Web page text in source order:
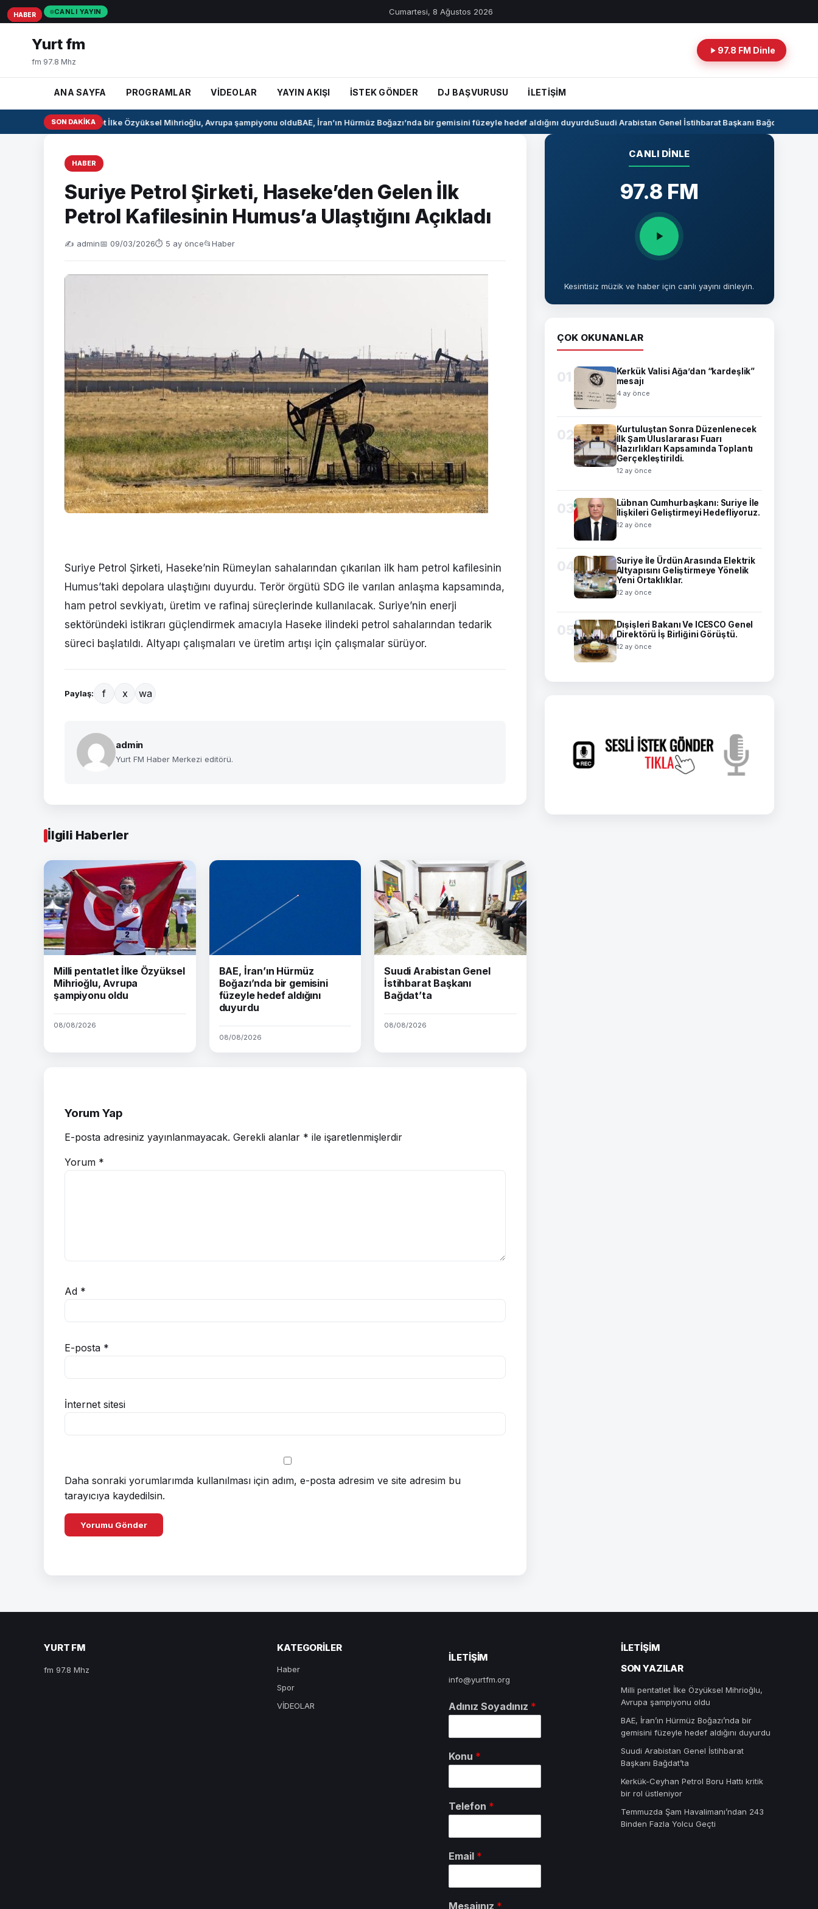
CANLI YAYIN Cumartesi, 8 Ağustos 2026
Yurt fm
fm 97.8 Mhz
97.8 FM Dinle
ANA SAYFA PROGRAMLAR VİDEOLAR YAYIN AKIŞI İSTEK GÖNDER DJ BAŞVURUSU İLETİŞİM
SON DAKIKA
Milli pentatlet İlke Özyüksel Mihrioğlu, Avrupa şampiyonu olduBAE, İran’ın Hürmüz Boğazı’nda bir gemisini füzeyle hedef aldığını duyurduSuudi Arabistan Genel İstihbarat Başkanı Bağdat’ta
HABER
Suriye Petrol Şirketi, Haseke’den Gelen İlk
Petrol Kafilesinin Humus’a Ulaştığını Açıkladı
✍️ admin📅 09/03/2026⏱ 5 ay önce📂Haber
Suriye Petrol Şirketi, Haseke’nin Rümeylan sahalarından çıkarılan ilk ham petrol kafilesinin
Humus’taki depolara ulaştığını duyurdu. Terör örgütü SDG ile varılan anlaşma kapsamında,
ham petrol sevkiyatı, üretim ve rafinaj süreçlerinde kullanılacak. Suriye’nin enerji
sektöründeki istikrarı güçlendirmek amacıyla Haseke ilindeki petrol sahalarından tedarik
süreci başlatıldı. Altyapı çalışmaları ve üretim artışı için çalışmalar sürüyor.
Paylaş: f x wa
admin
Yurt FM Haber Merkezi editörü.
İlgili Haberler
HABER
Milli pentatlet İlke Özyüksel
Mihrioğlu, Avrupa
şampiyonu oldu
08/08/2026
HABER
BAE, İran’ın Hürmüz
Boğazı’nda bir gemisini
füzeyle hedef aldığını
duyurdu
08/08/2026
HABER
Suudi Arabistan Genel
İstihbarat Başkanı
Bağdat’ta
08/08/2026
Yorum Yap
E-posta adresiniz yayınlanmayacak. Gerekli alanlar * ile işaretlenmişlerdir
Yorum *
Ad *
E-posta *
İnternet sitesi
Daha sonraki yorumlarımda kullanılması için adım, e-posta adresim ve site adresim bu
tarayıcıya kaydedilsin.
CANLI DINLE
97.8 FM
Kesintisiz müzik ve haber için canlı yayını dinleyin.
ÇOK OKUNANLAR
01
Kerkük Valisi Ağa’dan “kardeşlik”
mesajı
4 ay önce
02
Kurtuluştan Sonra Düzenlenecek
İlk Şam Uluslararası Fuarı
Hazırlıkları Kapsamında Toplantı
Gerçekleştirildi.
12 ay önce
03
Lübnan Cumhurbaşkanı: Suriye İle
İlişkileri Geliştirmeyi Hedefliyoruz.
12 ay önce
04
Suriye İle Ürdün Arasında Elektrik
Altyapısını Geliştirmeye Yönelik
Yeni Ortaklıklar.
12 ay önce
05
Dışişleri Bakanı Ve ICESCO Genel
Direktörü İş Birliğini Görüştü.
12 ay önce
YURT FM
fm 97.8 Mhz
KATEGORILER
Haber
Spor
VİDEOLAR
ILETIŞIM
info@yurtfm.org
Adınız Soyadınız *
Konu *
Telefon *
Email *
Mesajınız *
İLETIŞIM
SON YAZILAR
Milli pentatlet İlke Özyüksel Mihrioğlu,
Avrupa şampiyonu oldu
BAE, İran’ın Hürmüz Boğazı’nda bir
gemisini füzeyle hedef aldığını duyurdu
Suudi Arabistan Genel İstihbarat
Başkanı Bağdat’ta
Kerkük-Ceyhan Petrol Boru Hattı kritik
bir rol üstleniyor
Temmuzda Şam Havalimanı’ndan 243
Binden Fazla Yolcu Geçti